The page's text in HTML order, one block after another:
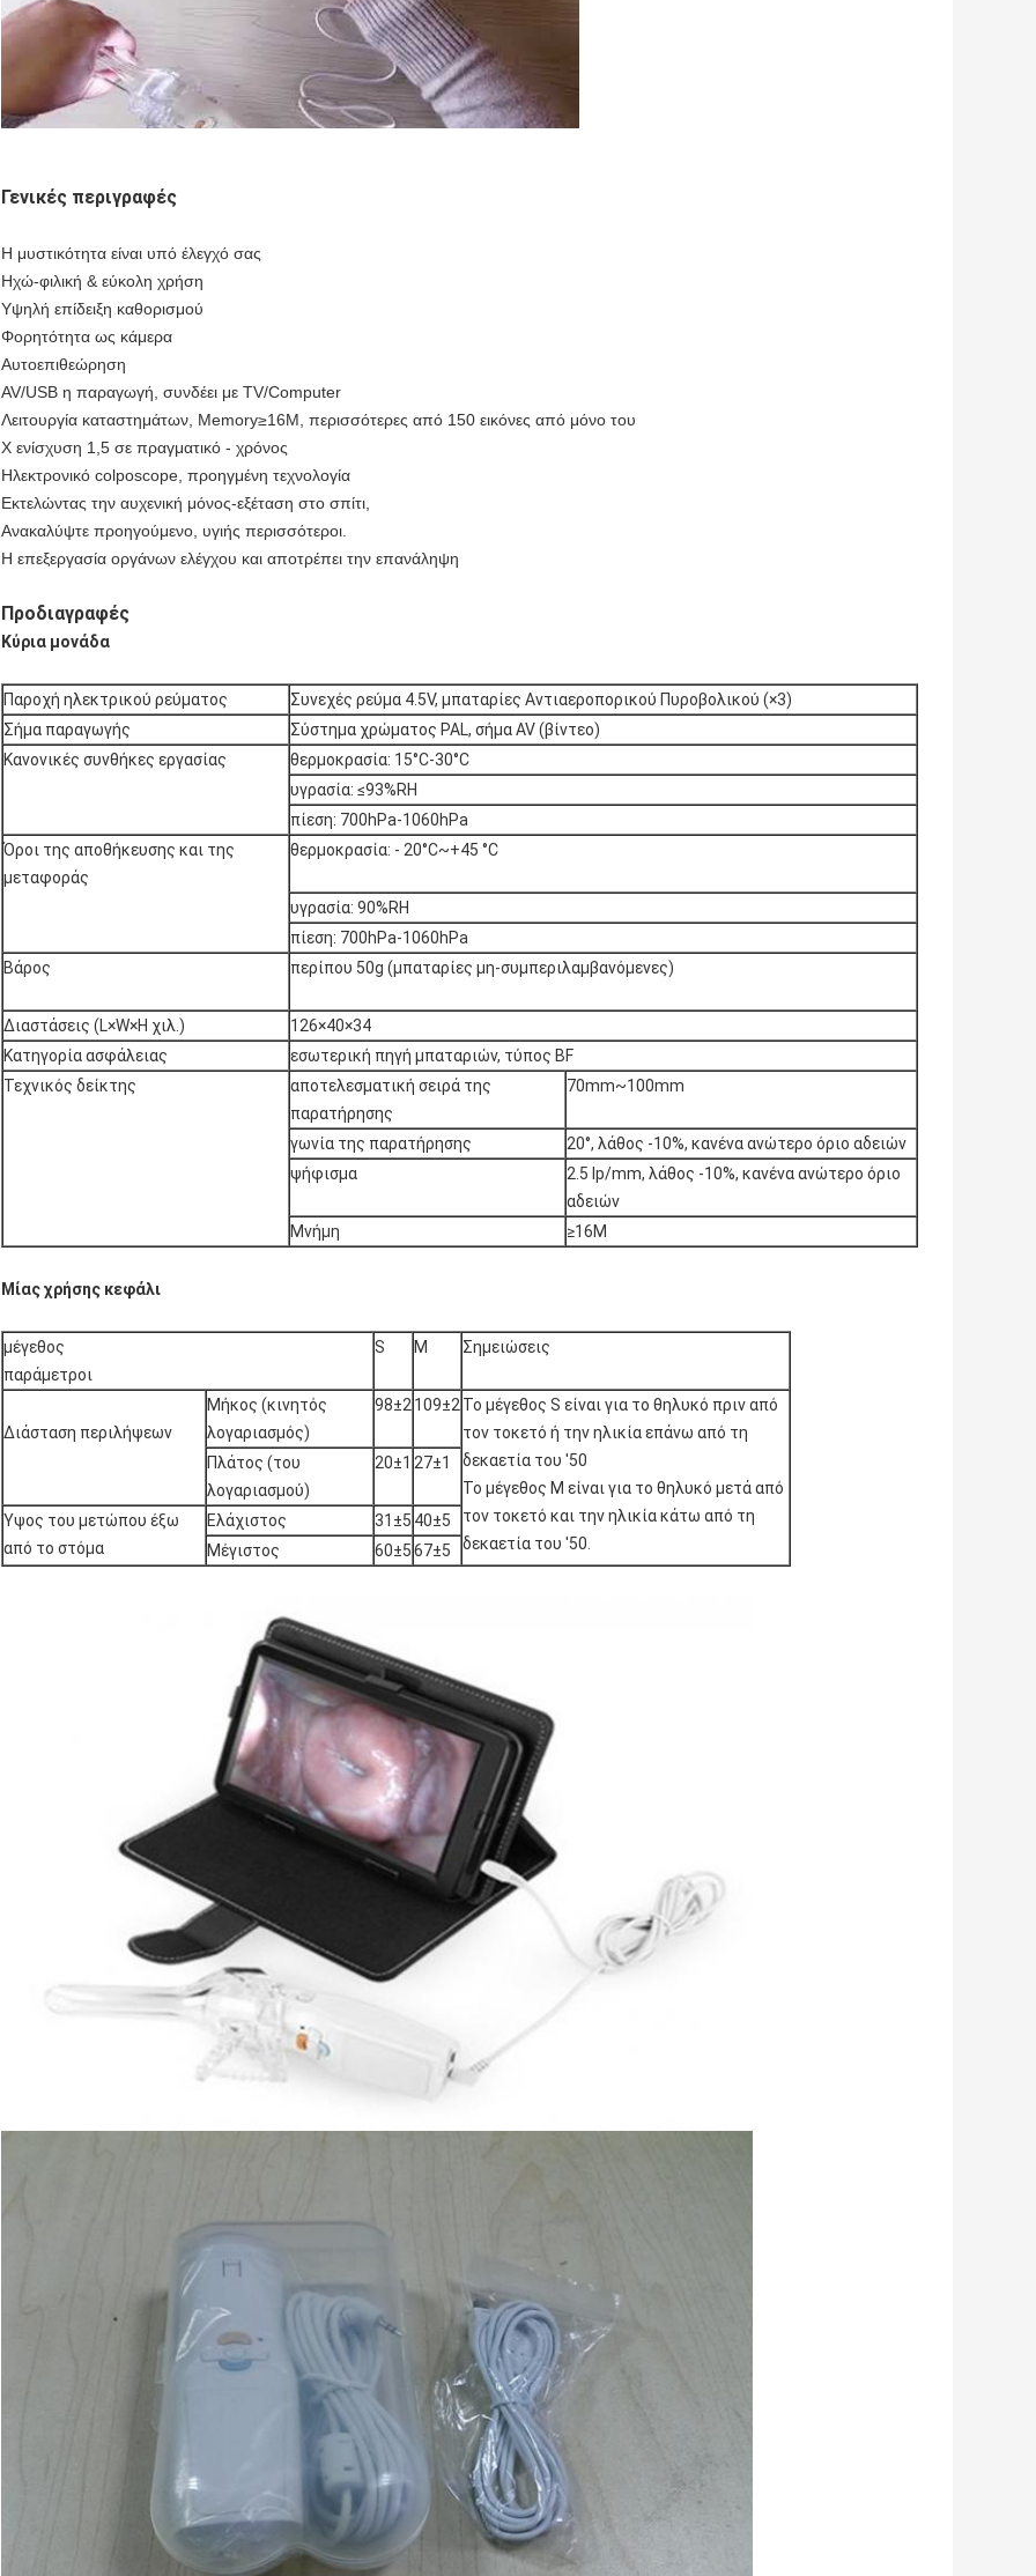
Γενικές περιγραφές
Η μυστικότητα είναι υπό έλεγχό σας
Ηχώ-φιλική & εύκολη χρήση
Υψηλή επίδειξη καθορισμού
Φορητότητα ως κάμερα
Αυτοεπιθεώρηση
AV/USB η παραγωγή, συνδέει με TV/Computer
Λειτουργία καταστημάτων, Memory≥16M, περισσότερες από 150 εικόνες από μόνο του
Χ ενίσχυση 1,5 σε πραγματικό - χρόνος
Ηλεκτρονικό colposcope, προηγμένη τεχνολογία
Εκτελώντας την αυχενική μόνος-εξέταση στο σπίτι,
Ανακαλύψτε προηγούμενο, υγιής περισσότεροι.
Η επεξεργασία οργάνων ελέγχου και αποτρέπει την επανάληψη
Προδιαγραφές
Κύρια μονάδα
Παροχή ηλεκτρικού ρεύματος
Συνεχές ρεύμα 4.5V, μπαταρίες Αντιαεροπορικού Πυροβολικού (×3)
Σήμα παραγωγής
Σύστημα χρώματος PAL, σήμα AV (βίντεο)
Κανονικές συνθήκες εργασίας
θερμοκρασία: 15°C-30°C
υγρασία: ≤93%RH
πίεση: 700hPa-1060hPa
Όροι της αποθήκευσης και της
μεταφοράς
θερμοκρασία: - 20°C~+45 °C
υγρασία: 90%RH
πίεση: 700hPa-1060hPa
Βάρος
περίπου 50g (μπαταρίες μη-συμπεριλαμβανόμενες)
Διαστάσεις (L×W×H χιλ.)
126×40×34
Κατηγορία ασφάλειας
εσωτερική πηγή μπαταριών, τύπος BF
Τεχνικός δείκτης
αποτελεσματική σειρά της
παρατήρησης
70mm~100mm
γωνία της παρατήρησης
20°, λάθος -10%, κανένα ανώτερο όριο αδειών
ψήφισμα
2.5 lp/mm, λάθος -10%, κανένα ανώτερο όριο
αδειών
Μνήμη
≥16M
Μίας χρήσης κεφάλι
μέγεθος
παράμετροι
S Μ Σημειώσεις
Διάσταση περιλήψεων
Μήκος (κινητός
λογαριασμός)
98±2109±2Το μέγεθος S είναι για το θηλυκό πριν από
τον τοκετό ή την ηλικία επάνω από τη
δεκαετία του '50
Το μέγεθος Μ είναι για το θηλυκό μετά από
τον τοκετό και την ηλικία κάτω από τη
δεκαετία του '50.
Πλάτος (του
λογαριασμού)
20±1 27±1
Ύψος του μετώπου έξω
από το στόμα
Ελάχιστος 31±5 40±5
Μέγιστος
60±567±5